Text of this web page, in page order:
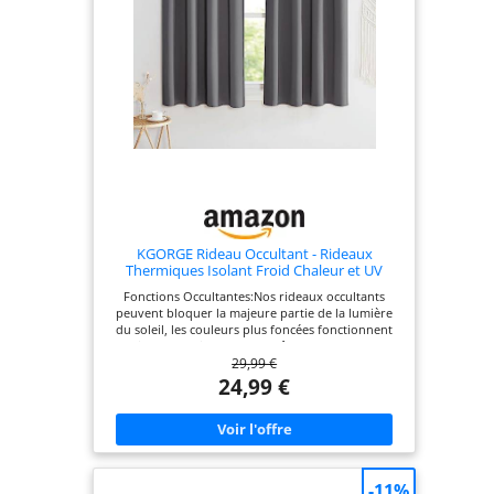
climatisation et protéger les meubles et les tapis
de la décoloration. Facile à Maintenir - 100%
Polyester tissu (GSM: 230g/m2). Lavable en
machine ou à la main. Des rideaux peuvent être
suspendu séparement ou s'accordent avec d'autre
draperies. Visiter notre magasin pour découvrir
KGORGE Rideau Occultant - Rideaux
Thermiques Isolant Froid Chaleur et UV
Fonctions Occultantes:Nos rideaux occultants
peuvent bloquer la majeure partie de la lumière
du soleil, les couleurs plus foncées fonctionnent
mieux. Parfait pour les fenêtres, le salon, les
chambres de jeunes, les chambres d'enfants, la
cuisine, la salle à manger, etc. Isolation Thermique:
Nos rideaux à économie d'énergie isolent de la
chaleur de l'été et du froid de l'hiver pour
équilibrer la température de votre pièce,
réduisant ainsi les factures d'énergie. Construction
à œillets: Chaque panneau de rideau a 8 œillets en
29,99 €
24,99 €